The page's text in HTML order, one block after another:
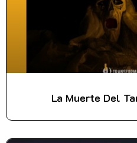
La Muerte Del